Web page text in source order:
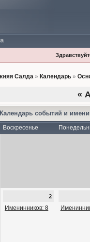
Салда» Календарь»
«
Календарь событий и
Воскресенье
2
Именинников: 8